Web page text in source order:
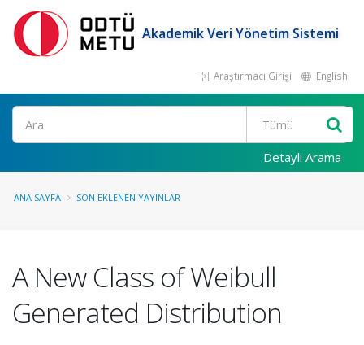
Akademik Veri Yönetim Sistemi
Araştırmacı Girişi English
Ara
Detaylı Arama
ANA SAYFA SON EKLENEN YAYINLAR
A New Class of Weibull
Generated Distribution